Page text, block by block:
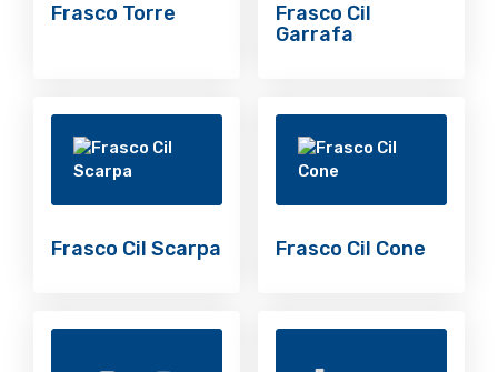
Frasco Torre
Frasco Cil
Garrafa
Frasco Cil Scarpa Frasco Cil Cone